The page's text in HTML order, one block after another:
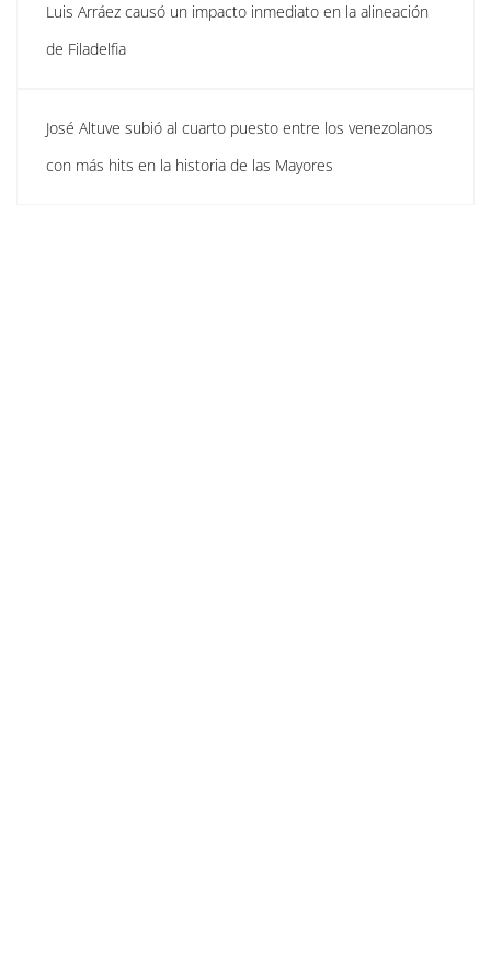
Luis Arráez causó un impacto inmediato en la alineación
de Filadelfia
José Altuve subió al cuarto puesto entre los venezolanos
con más hits en la historia de las Mayores